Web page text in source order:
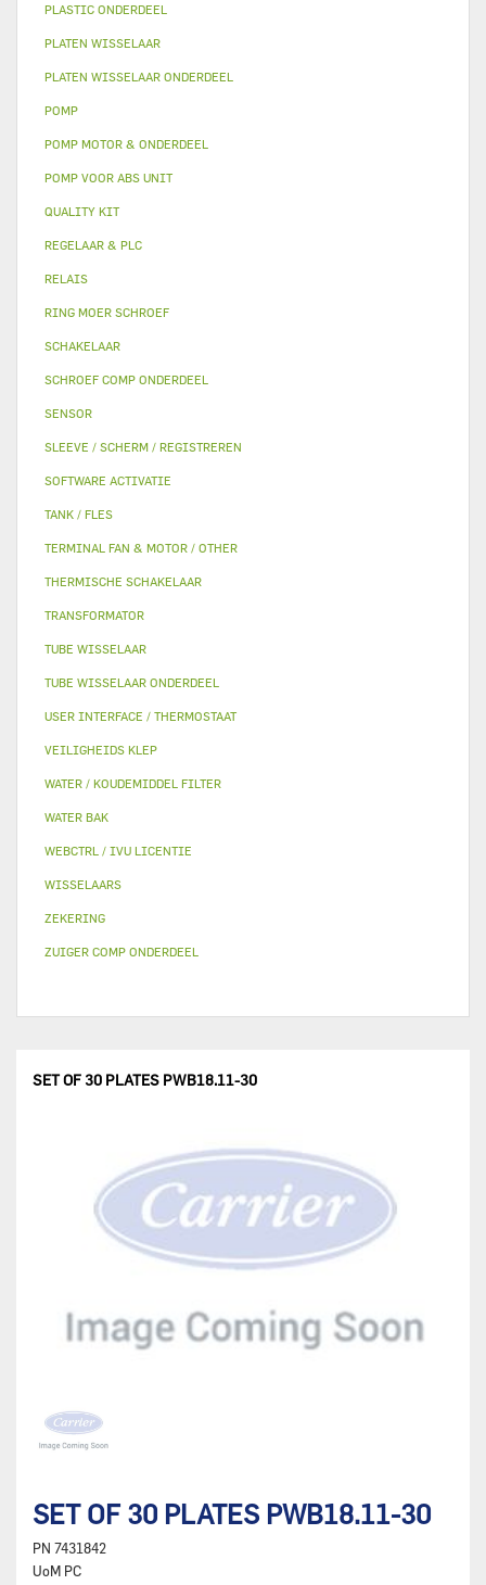
PLASTIC ONDERDEEL
PLATEN WISSELAAR
PLATEN WISSELAAR ONDERDEEL
POMP
POMP MOTOR & ONDERDEEL
POMP VOOR ABS UNIT
QUALITY KIT
REGELAAR & PLC
RELAIS
RING MOER SCHROEF
SCHAKELAAR
SCHROEF COMP ONDERDEEL
SENSOR
SLEEVE / SCHERM / REGISTREREN
SOFTWARE ACTIVATIE
TANK / FLES
TERMINAL FAN & MOTOR / OTHER
THERMISCHE SCHAKELAAR
TRANSFORMATOR
TUBE WISSELAAR
TUBE WISSELAAR ONDERDEEL
USER INTERFACE / THERMOSTAAT
VEILIGHEIDS KLEP
WATER / KOUDEMIDDEL FILTER
WATER BAK
WEBCTRL / IVU LICENTIE
WISSELAARS
ZEKERING
ZUIGER COMP ONDERDEEL
SET OF 30 PLATES PWB18.11-30
SET OF 30 PLATES PWB18.11-30
PN 7431842
UoM PC